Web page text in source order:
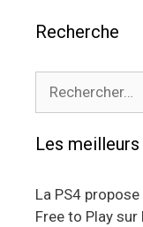
Recherche
Les
La PS4
Free to Play